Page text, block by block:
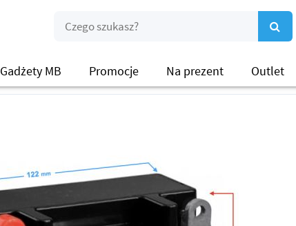
Gadżety MB Promocje Na prezent Outlet